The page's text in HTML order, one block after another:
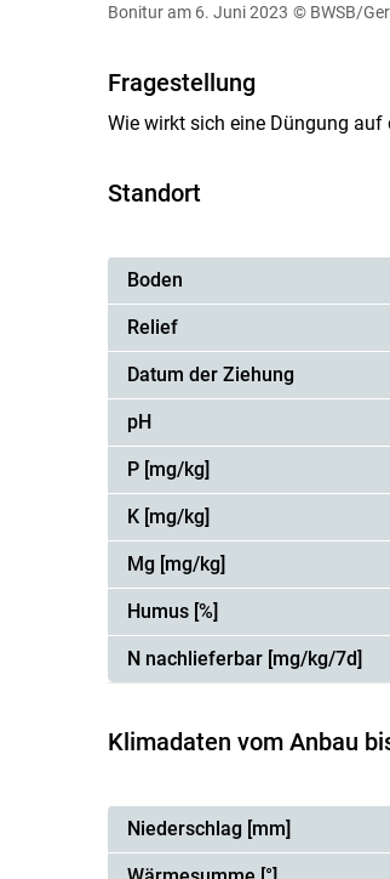
Bonitur am 6. Juni 2023 © BWSB/
Fragestellung
Wie wirkt sich eine Düngung auf
Standort
Boden
Relief
Datum der Ziehung
pH
P [mg/kg]
K [mg/kg]
Mg [mg/kg]
Humus [%]
N nachlieferbar [mg/kg/7d]
Klimadaten vom Anbau
Niederschlag [mm]